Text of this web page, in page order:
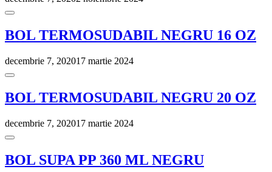
BOL TERMOSUDABIL NEGRU 16 OZ
decembrie 7, 202017 martie 2024
BOL TERMOSUDABIL NEGRU 20 OZ
decembrie 7, 202017 martie 2024
BOL SUPA PP 360 ML NEGRU